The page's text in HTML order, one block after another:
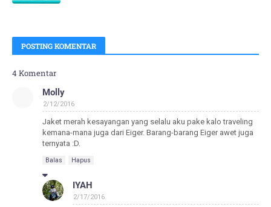
POSTING KOMENTAR
4 Komentar
Molly
2/12/2016
Jaket merah kesayangan yang selalu aku pake kalo traveling
kemana-mana juga dari Eiger. Barang-barang Eiger awet juga
ternyata :D.
Balas Hapus
IYAH
2/17/2016